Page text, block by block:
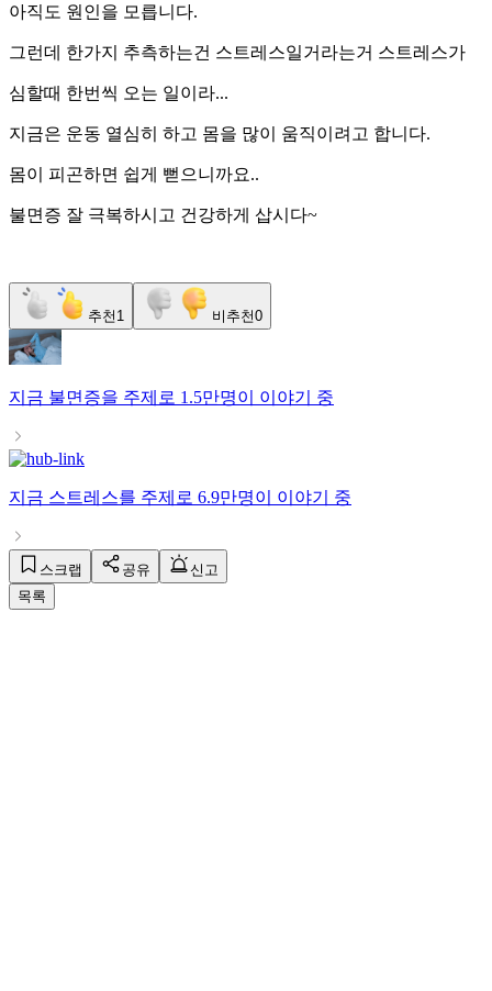
아직도 원인을 모릅니다.
그런데 한가지 추측하는건 스트레스일거라는거 스트레스가
심할때 한번씩 오는 일이라...
지금은 운동 열심히 하고 몸을 많이 움직이려고 합니다.
몸이 피곤하면 쉽게 뻗으니까요..
불면증 잘 극복하시고 건강하게 삽시다~
추천 1 비추천0
지금 불면증을 주제로 1.5만명이 이야기 중
지금 스트레스를 주제로 6.9만명이 이야기 중
스크랩 공유
신고
목록